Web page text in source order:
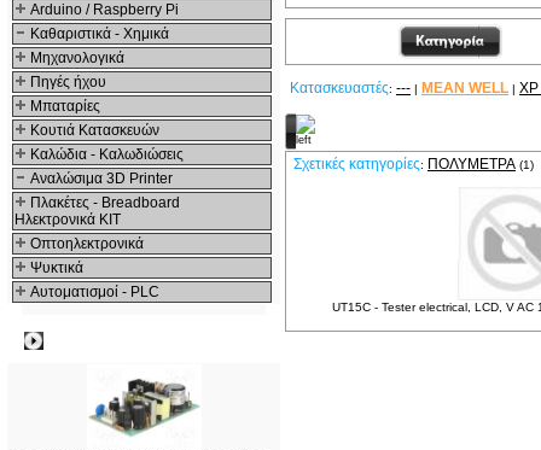
Arduino / Raspberry Pi
Καθαριστικά - Χημικά
Μηχανολογικά
Πηγές ήχου
Μπαταρίες
Κουτιά Κατασκευών
Καλώδια - Καλωδιώσεις
Αναλώσιμα 3D Printer
Πλακέτες - Breadboard
Ηλεκτρονικά ΚΙΤ
Οπτοηλεκτρονικά
Ψυκτικά
Αυτοματισμοί - PLC
Κατασκευαστές: --- | MEAN WELL |
Σχετικές κατηγορίες: ΠΟΛΎΜΕΤΡΑ (1)
UT15C - Tester electrical, LCD, V